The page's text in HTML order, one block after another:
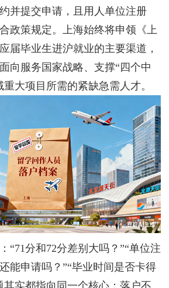
并提交申请，且用人单位注册
政策规定。上海始终将申领《上
届毕业生进沪就业的主要渠道，
向服务国家战略、支撑“四个中
大项目所需的紧缺急需人才。
分和72分差别大吗？”“单位注
能申请吗？”“毕业时间是否卡得